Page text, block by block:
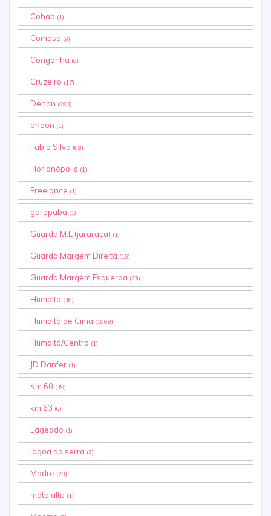
Cohab (1)
Comasa (9)
Congonha (6)
Cruzeiro (17)
Dehon (280)
dheon (1)
Fabio Silva (68)
Florianópolis (1)
Freelance (1)
garopaba (1)
Guarda M.E (jararaca) (1)
Guarda Margem Direita (16)
Guarda Margem Esquerda (23)
Humaita (36)
Humaitá de Cima (1068)
Humaitá/Centro (1)
JD Danfer (1)
Km 60 (39)
km 63 (6)
Lageado (1)
lagoa da serra (2)
Madre (20)
mato alto (1)